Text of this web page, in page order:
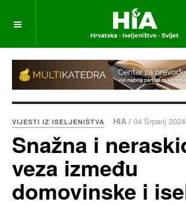
VIJESTI IZ ISELJENIŠTVA HIA / 04 Srpanj 2024
Snažna i
veza između
domovinske i